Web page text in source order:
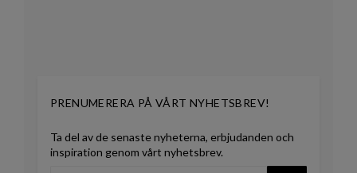
PRENUMERERA PÅ VÅRT NYHETSBREV!
Ta del av de senaste nyheterna, erbjudanden och
inspiration genom vårt nyhetsbrev.